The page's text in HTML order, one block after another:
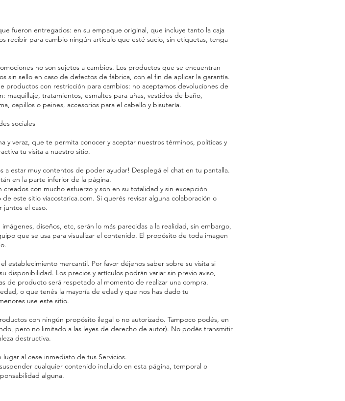
fueron entregados: en su empaque original, que incluye tanto la caja
recibir para cambio ningún artículo que esté sucio, sin etiquetas, tenga
no son sujetos a cambios. Los productos que se encuentran
sin sello en caso de defectos de fábrica, con el fin de aplicar la garantía.
con restricción para cambios: no aceptamos devoluciones de
tratamientos, esmaltes para uñas, vestidos de baño,
cepillos o peines, accesorios para el cabello y bisutería.
sociales
y veraz, que te permita conocer y aceptar nuestros términos, políticas y
tu visita a nuestro sitio.
a estar muy contentos de poder ayudar! Desplegá el chat en tu pantalla.
en la parte inferior de la página.
con mucho esfuerzo y son en su totalidad y sin excepción
este sitio viacostarica.com. Si querés revisar alguna colaboración o
juntos el caso.
diseños, etc, serán lo más parecidas a la realidad, sin embargo,
que se usa para visualizar el contenido. El propósito de toda imagen
establecimiento mercantil. Por favor déjenos saber sobre su visita si
Los precios y artículos podrán variar sin previo aviso,
de producto será respetado al momento de realizar una compra.
o que tenés la mayoría de edad y que nos has dado tu
use este sitio.
con ningún propósito ilegal o no autorizado. Tampoco podés, en
pero no limitado a las leyes de derecho de autor). No podés transmitir
destructiva.
al cese inmediato de tus Servicios.
cualquier contenido incluido en esta página, temporal o
alguna.